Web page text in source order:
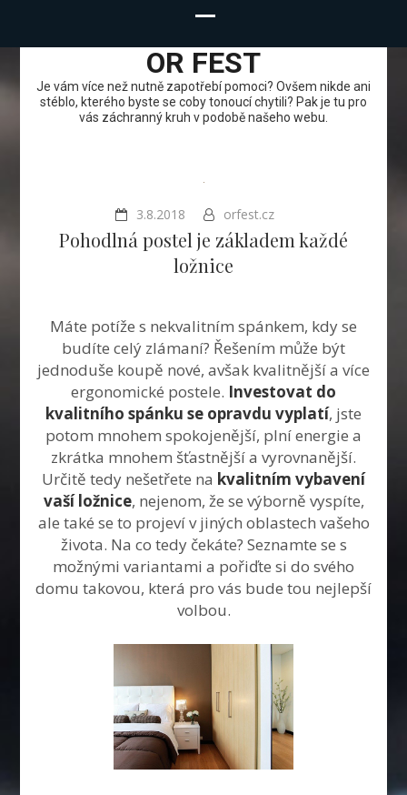
OR FEST
Je vám více než nutně zapotřebí pomoci? Ovšem nikde ani
stéblo, kterého byste se coby tonoucí chytili? Pak je tu pro
vás záchranný kruh v podobě našeho webu.
3.8.2018 orfest.cz
Pohodlná postel je základem každé
ložnice
Máte potíže s nekvalitním spánkem, kdy se
budíte celý zlámaní? Řešením může být
jednoduše koupě nové, avšak kvalitnější a více
ergonomické postele. Investovat do
kvalitního spánku se opravdu vyplatí, jste
potom mnohem spokojenější, plní energie a
zkrátka mnohem šťastnější a vyrovnanější.
Určitě tedy nešetřete na kvalitním vybavení
vaší ložnice, nejenom, že se výborně vyspíte,
ale také se to projeví v jiných oblastech vašeho
života. Na co tedy čekáte? Seznamte se s
možnými variantami a pořiďte si do svého
domu takovou, která pro vás bude tou nejlepší
volbou.